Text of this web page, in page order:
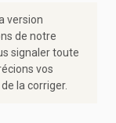
version
de notre
signaler toute
vos
la corriger.